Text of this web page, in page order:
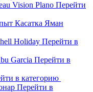
Vision Plano Перейти
Касатка Яман
Holiday Перейти в
Garcia Перейти в
в категорию
Перейти в